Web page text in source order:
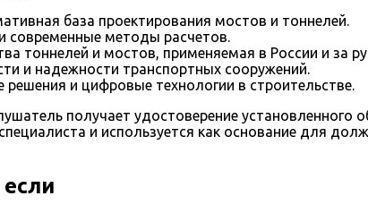
база проектирования мостов и тоннелей.
современные методы расчетов.
тоннелей и мостов, применяемая в России и за
и надежности транспортных сооружений.
и цифровые технологии в строительстве.
получает удостоверение
и используется как основание для